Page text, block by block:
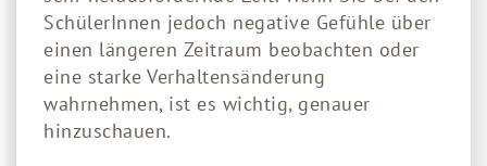
SchülerInnen jedoch negative Gefühle über
einen längeren Zeitraum beobachten oder
eine starke Verhaltensänderung
wahrnehmen, ist es wichtig, genauer
hinzuschauen.